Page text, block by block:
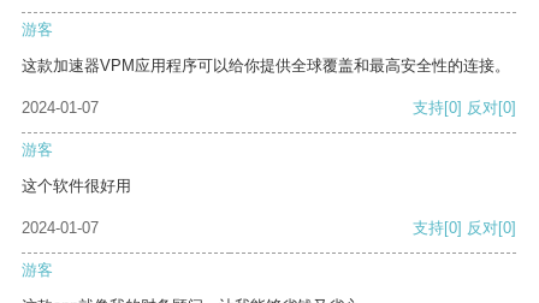
游客
这款加速器VPM应用程序可以给你提供全球覆盖和最高安全性的连接。
2024-01-07 支持[0] 反对[0]
游客
这个软件很好用
2024-01-07 支持[0] 反对[0]
游客